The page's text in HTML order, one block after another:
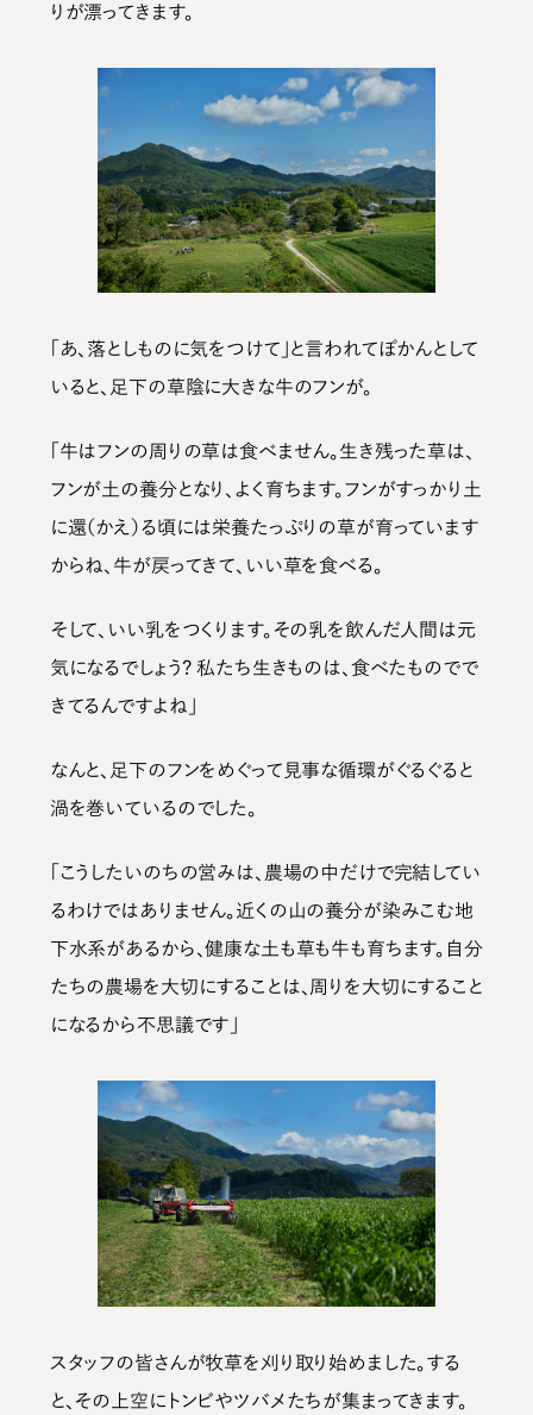
りが漂ってきます。
「あ、落としものに気をつけて」と言われてぽかんとして
いると、足下の草陰に大きな牛のフンが。
「牛はフンの周りの草は食べません。生き残った草は、
フンが土の養分となり、よく育ちます。フンがすっかり土
に還（かえ）る頃には栄養たっぷりの草が育っています
からね、牛が戻ってきて、いい草を食べる。
そして、いい乳をつくります。その乳を飲んだ人間は元
気になるでしょう? 私たち生きものは、食べたものでで
きてるんですよね」
なんと、足下のフンをめぐって見事な循環がぐるぐると
渦を巻いているのでした。
「こうしたいのちの営みは、農場の中だけで完結してい
るわけではありません。近くの山の養分が染みこむ地
下水系があるから、健康な土も草も牛も育ちます。自分
たちの農場を大切にすることは、周りを大切にすること
になるから不思議です」
スタッフの皆さんが牧草を刈り取り始めました。する
と、その上空にトンビやツバメたちが集まってきます。